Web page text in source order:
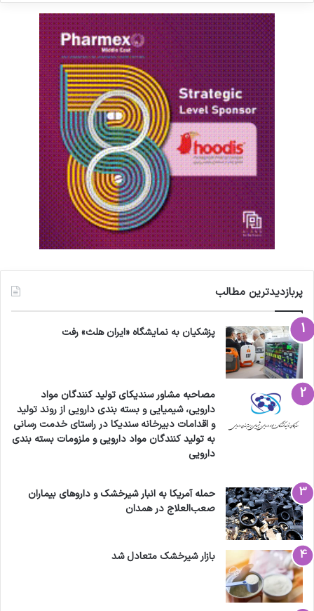
پربازدیدترین مطالب
پزشکیان به نمایشگاه «ایران هلث» رفت
مصاحبه مشاور سندیکای تولید کنندگان مواد
دارویی، شیمیایی و بسته بندی دارویی از روند تولید
و اقدامات دبیرخانه سندیکا در راستای خدمت رسانی
به تولید کنندگان مواد دارویی و ملزومات بسته بندی
دارویی
حمله آمریکا به انبار شیرخشک و داروهای بیماران
صعب‌العلاج در همدان
بازار شیرخشک متعادل شد